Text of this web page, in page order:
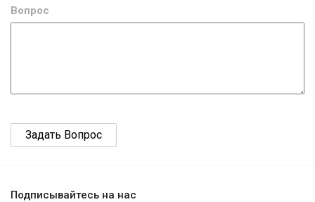
Вопрос
Подписывайтесь на нас